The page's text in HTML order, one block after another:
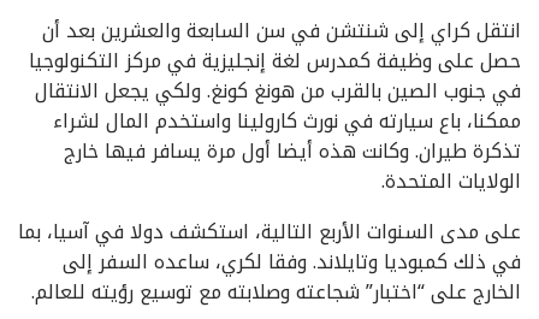
انتقل كراي إلى شنتشن في سن السابعة والعشرين بعد أن
حصل على وظيفة كمدرس لغة إنجليزية في مركز التكنولوجيا
في جنوب الصين بالقرب من هونغ كونغ. ولكي يجعل الانتقال
ممكنا، باع سيارته في نورث كارولينا واستخدم المال لشراء
تذكرة طيران. وكانت هذه أيضا أول مرة يسافر فيها خارج
الولايات المتحدة.
على مدى السنوات الأربع التالية، استكشف دولا في آسيا، بما
في ذلك كمبوديا وتايلاند. وفقا لكري، ساعده السفر إلى
الخارج على “اختبار” شجاعته وصلابته مع توسيع رؤيته للعالم.